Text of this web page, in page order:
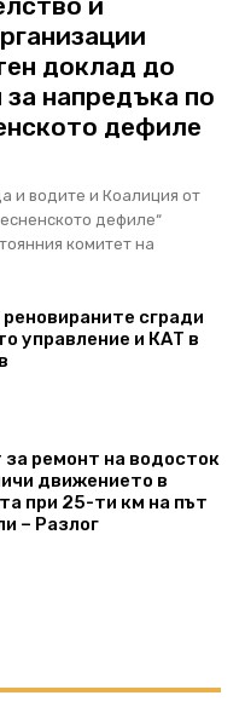
доклад до
напредъка по
дефиле
и водите и Коалиция от
дефиле“
комитет на
сгради
управление и КАТ в
за ремонт на водосток
движението в
при 25-ти км на път
– Разлог